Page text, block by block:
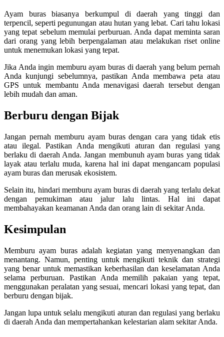
Ayam buras biasanya berkumpul di daerah yang tinggi dan
terpencil, seperti pegunungan atau hutan yang lebat. Cari tahu lokasi
yang tepat sebelum memulai perburuan. Anda dapat meminta saran
dari orang yang lebih berpengalaman atau melakukan riset online
untuk menemukan lokasi yang tepat.
Jika Anda ingin memburu ayam buras di daerah yang belum pernah
Anda kunjungi sebelumnya, pastikan Anda membawa peta atau
GPS untuk membantu Anda menavigasi daerah tersebut dengan
lebih mudah dan aman.
Berburu dengan Bijak
Jangan pernah memburu ayam buras dengan cara yang tidak etis
atau ilegal. Pastikan Anda mengikuti aturan dan regulasi yang
berlaku di daerah Anda. Jangan membunuh ayam buras yang tidak
layak atau terlalu muda, karena hal ini dapat mengancam populasi
ayam buras dan merusak ekosistem.
Selain itu, hindari memburu ayam buras di daerah yang terlalu dekat
dengan pemukiman atau jalur lalu lintas. Hal ini dapat
membahayakan keamanan Anda dan orang lain di sekitar Anda.
Kesimpulan
Memburu ayam buras adalah kegiatan yang menyenangkan dan
menantang. Namun, penting untuk mengikuti teknik dan strategi
yang benar untuk memastikan keberhasilan dan keselamatan Anda
selama perburuan. Pastikan Anda memilih pakaian yang tepat,
menggunakan peralatan yang sesuai, mencari lokasi yang tepat, dan
berburu dengan bijak.
Jangan lupa untuk selalu mengikuti aturan dan regulasi yang berlaku
di daerah Anda dan mempertahankan kelestarian alam sekitar Anda.